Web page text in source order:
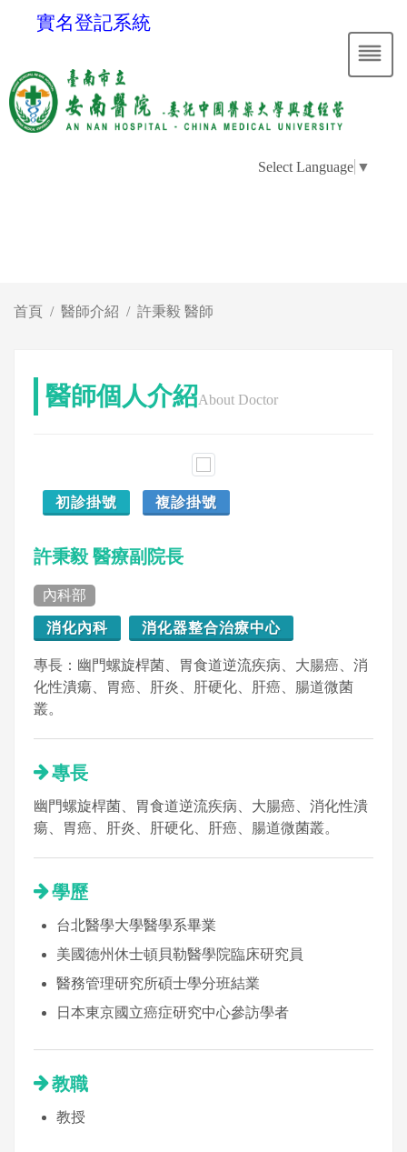
實名登記系統
Select Language ▼
首頁 醫師介紹 許秉毅 醫師
醫師個人介紹About Doctor
初診掛號 複診掛號
許秉毅 醫療副院長
內科部
消化內科 消化器整合治療中心
專長：幽門螺旋桿菌、胃食道逆流疾病、大腸癌、消
化性潰瘍、胃癌、肝炎、肝硬化、肝癌、腸道微菌
叢。
專長
幽門螺旋桿菌、胃食道逆流疾病、大腸癌、消化性潰
瘍、胃癌、肝炎、肝硬化、肝癌、腸道微菌叢。
學歷
台北醫學大學醫學系畢業
美國德州休士頓貝勒醫學院臨床研究員
醫務管理研究所碩士學分班結業
日本東京國立癌症研究中心參訪學者
教職
教授